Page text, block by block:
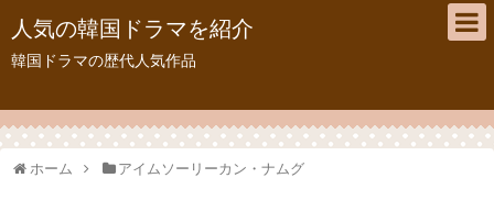
人気の韓国ドラマを紹介
韓国ドラマの歴代人気作品
ホーム アイムソーリーカン・ナムグ